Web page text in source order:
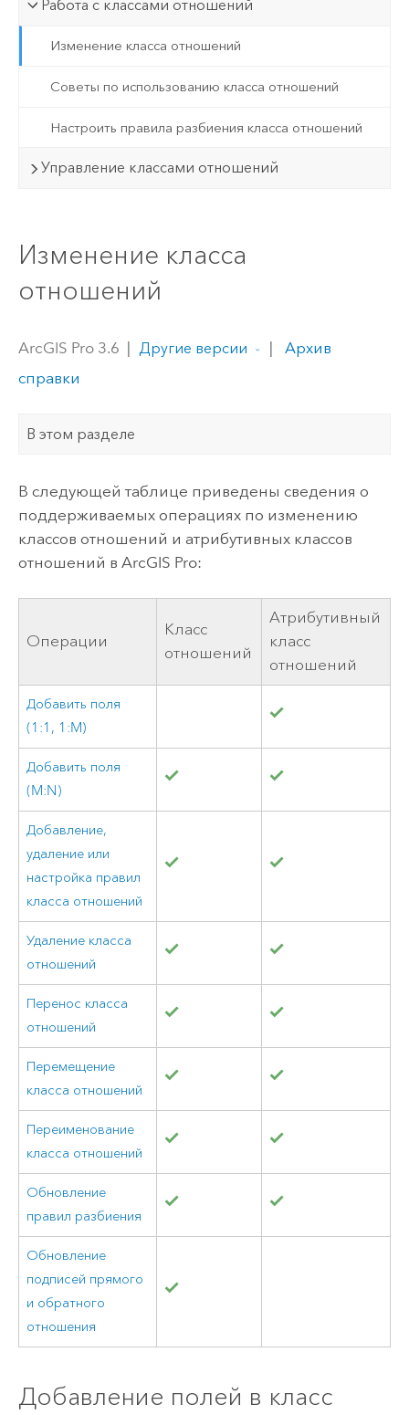
Работа с классами отношений
Изменение класса отношений
Советы по использованию класса отношений
Настроить правила разбиения класса отношений
Управление классами отношений
Изменение класса
отношений
ArcGIS Pro 3.6 Другие версии
Архив
справки
В этом разделе
В следующей таблице приведены сведения о
поддерживаемых операциях по изменению
классов отношений и атрибутивных классов
отношений в ArcGIS Pro:
Операции
Класс
отношений
Атрибутивный
класс
отношений
Добавить поля
(1:1, 1:M)
Добавить поля
(M:N)
Добавление,
удаление или
настройка правил
класса отношений
Удаление класса
отношений
Перенос класса
отношений
Перемещение
класса отношений
Переименование
класса отношений
Обновление
правил разбиения
Обновление
подписей прямого
и обратного
отношения
Добавление полей в класс